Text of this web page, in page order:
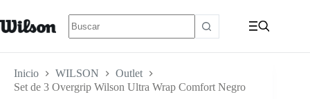
Inicio WILSON
Outlet
Set de 3 Overgrip Wilson Ultra Wrap Comfort Negro